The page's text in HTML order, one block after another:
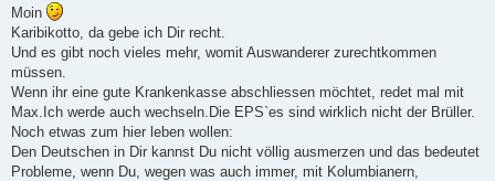
i
t
r
a
g
Moin
Karibikotto, da gebe ich Dir recht.
Und es gibt noch vieles mehr, womit Auswanderer zurechtkommen
müssen.
Wenn ihr eine gute Krankenkasse abschliessen möchtet, redet mal mit
Max.Ich werde auch wechseln.Die EPS`es sind wirklich nicht der Brüller.
Noch etwas zum hier leben wollen:
Den Deutschen in Dir kannst Du nicht völlig ausmerzen und das bedeutet
Probleme, wenn Du, wegen was auch immer, mit Kolumbianern,